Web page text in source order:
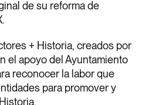
de su reforma de
+ Historia, creados por
el apoyo del Ayuntamiento
reconocer la labor que
para promover y